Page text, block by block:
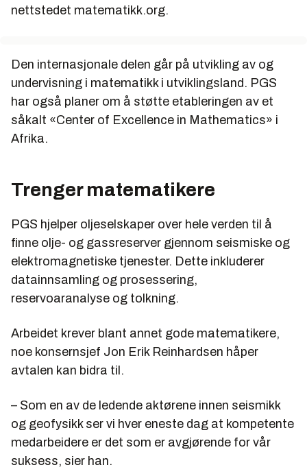
nettstedet matematikk.org.
Den internasjonale delen går på utvikling av og
undervisning i matematikk i utviklingsland. PGS
har også planer om å støtte etableringen av et
såkalt «Center of Excellence in Mathematics» i
Afrika.
Trenger matematikere
PGS hjelper oljeselskaper over hele verden til å
finne olje- og gassreserver gjennom seismiske og
elektromagnetiske tjenester. Dette inkluderer
datainnsamling og prosessering,
reservoaranalyse og tolkning.
Arbeidet krever blant annet gode matematikere,
noe konsernsjef Jon Erik Reinhardsen håper
avtalen kan bidra til.
– Som en av de ledende aktørene innen seismikk
og geofysikk ser vi hver eneste dag at kompetente
medarbeidere er det som er avgjørende for vår
suksess, sier han.